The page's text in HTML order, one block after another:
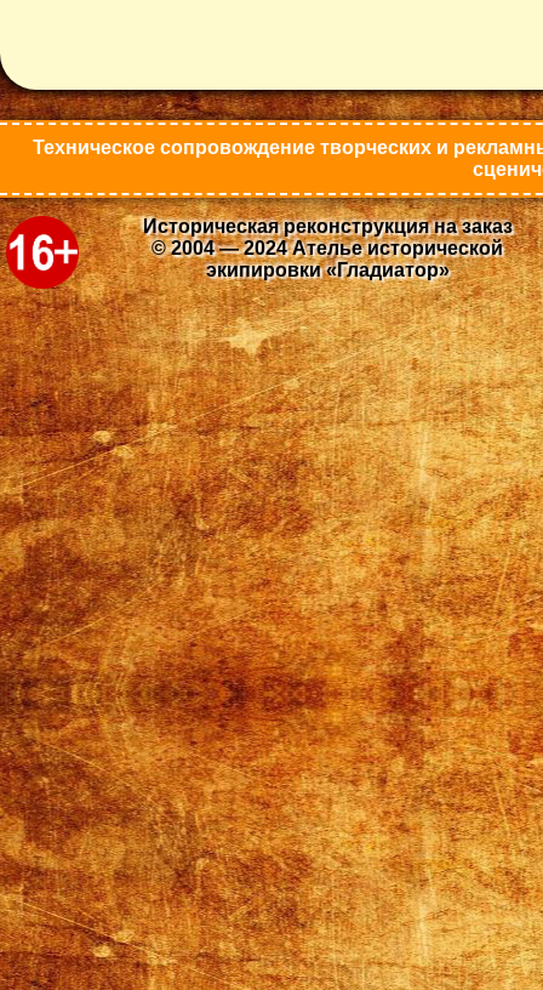
Техническое сопровождение творческих и
Историческая реконструкция на заказ
© 2004 — 2024 Ателье исторической
экипировки «Гладиатор»